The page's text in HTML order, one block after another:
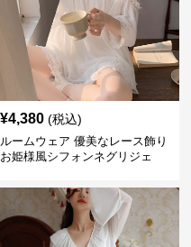
¥4,380 (税込)
ルームウェア 優美なレース飾り
お姫様風シフォンネグリジェ